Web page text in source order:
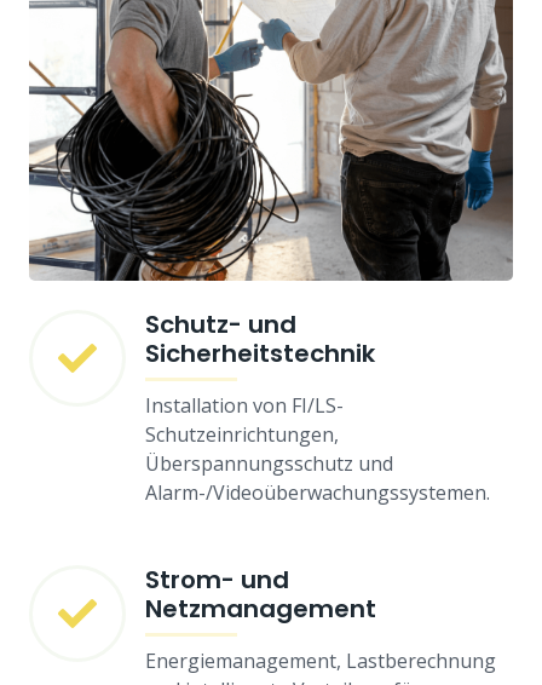
Schutz- und
Sicherheitstechnik
Installation von FI/LS-
Schutzeinrichtungen,
Überspannungsschutz und
Alarm-/Videoüberwachungssystemen.
Strom- und
Netzmanagement
Energiemanagement, Lastberechnung